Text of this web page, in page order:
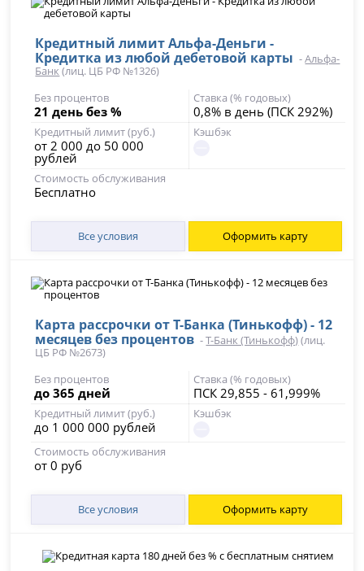
Кредитный лимит Альфа-Деньги -
Кредитка из любой дебетовой карты -Альфа-
Банк (лиц. ЦБ РФ №1326)
Без процентов
21 день без %
Ставка (% годовых)
0,8% в день (ПСК 292%)
Кредитный лимит (руб.)
от 2 000 до 50 000
рублей
Кэшбэк
Стоимость обслуживания
Бесплатно
Все условия Оформить карту
Карта рассрочки от Т-Банка (Тинькофф) - 12
месяцев без процентов -Т-Банк (Тинькофф)(лиц.
ЦБ РФ №2673)
Без процентов
до 365 дней
Ставка (% годовых)
ПСК 29,855 - 61,999%
Кредитный лимит (руб.)
до 1 000 000 рублей
Кэшбэк
Стоимость обслуживания
от 0 руб
Все условия Оформить карту